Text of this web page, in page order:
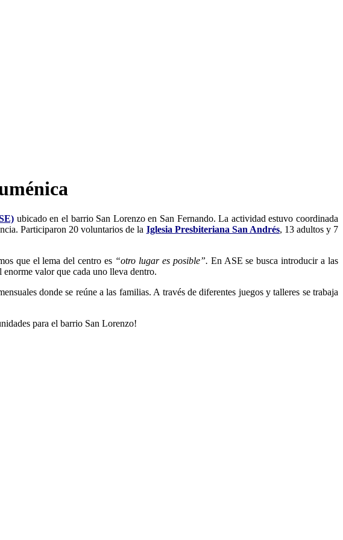
ubicado en el barrio San Lorenzo en San Fernando. La actividad estuvo coordinada
Participaron 20 voluntarios de la Iglesia Presbiteriana San Andrés, 13 adultos y 7
que el lema del centro es “otro lugar es posible”. En ASE se busca introducir a las
enorme valor que cada uno lleva dentro.
donde se reúne a las familias. A través de diferentes juegos y talleres se trabaja
para el barrio San Lorenzo!